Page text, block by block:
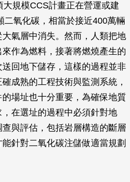
大規模CCS計畫正在營運或建
二氧化碳，相當於接近400萬輛
氣層中消失。然而，人類把地
作為燃料，接著將燃燒產生的
回地下儲存，這樣的過程並非
成熟的工程技術與監測系統，
場址也十分重要，為確保地質
在選址的過程中必須針對地
與評估，包括岩層構造的斷層
針對二氧化碳注儲做適當規劃